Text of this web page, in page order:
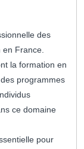
des
France.
la formation en
programmes
ce domaine
pour